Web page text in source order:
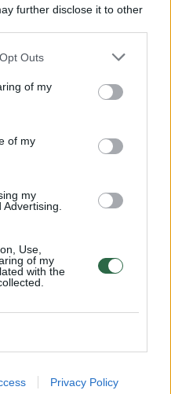
further disclose it to other
Outs
of my
of my
my
Use,
of my
with the
Privacy Policy
nuotraukų (1)
S. Muluh bandė
buvo rekordinis
kilogramo. Pagal
prižiūrėti ir
po du iš
iš nugaros.